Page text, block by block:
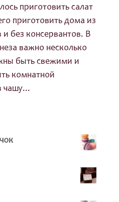
приготовить салат
приготовить дома из
без консервантов. В
важно несколько
быть свежими и
комнатной
чашу...